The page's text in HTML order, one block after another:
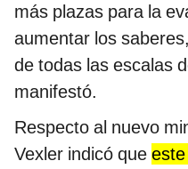
más plazas para la
aumentar los
de todas las escalas
manifestó.
Respecto al nuevo
Vexler indicó que